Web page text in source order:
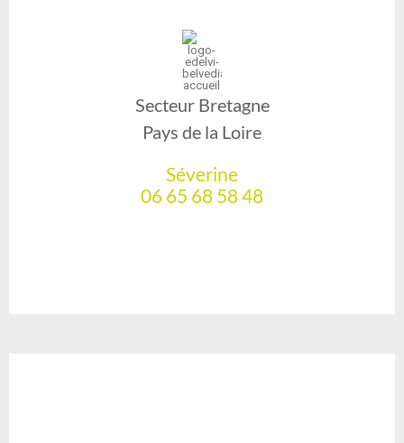
Secteur Bretagne
Pays de la Loire
Séverine
06 65 68 58 48